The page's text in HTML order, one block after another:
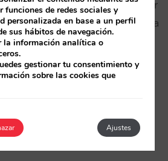
en el mundo “móvil”, estar
Para los hoteleros supone una
todo ello requiere de
específicos. La
con un socio estratégico
estas tareas, y el reto
con un coste inferior a
las OTA.
funciones de redes sociales y
personalizada en base a un perfil
sus hábitos de navegación.
la información analítica o
gestionar tu consentimiento y
sobre las cookies que
Ajustes